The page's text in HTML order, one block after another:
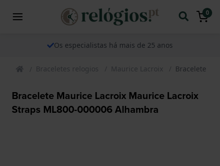
0
Os especialistas há mais de 25 anos
Braceletes relogios Maurice Lacroix Bracelete
Bracelete Maurice Lacroix Maurice Lacroix
Straps ML800-000006 Alhambra